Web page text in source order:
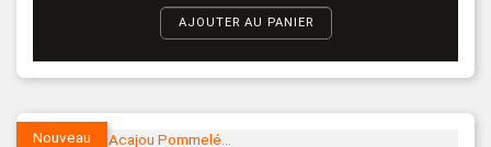
AJOUTER AU PANIER
Nouveau